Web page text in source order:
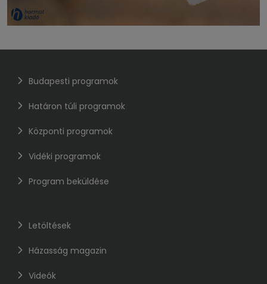
Budapesti programok
Határon túli programok
Központi programok
Vidéki programok
Program beküldése
Letöltések
Házasság magazin
Videók